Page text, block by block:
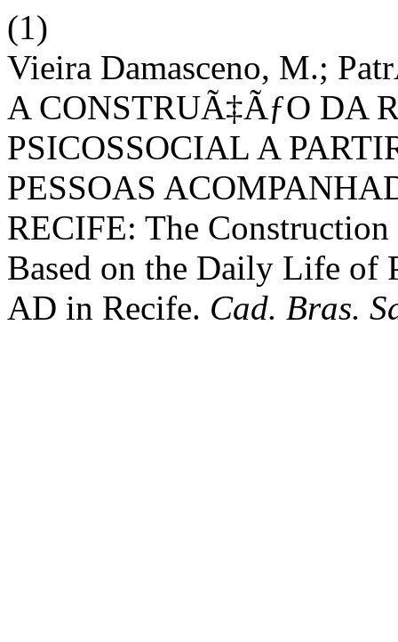
(1)
Vieira Damasceno, M.;
A CONSTRUÃ‡ÃƒO DA
PSICOSSOCIAL A
PESSOAS
RECIFE: The
Based on the Daily Life of
AD in Recife. Cad. Bras.